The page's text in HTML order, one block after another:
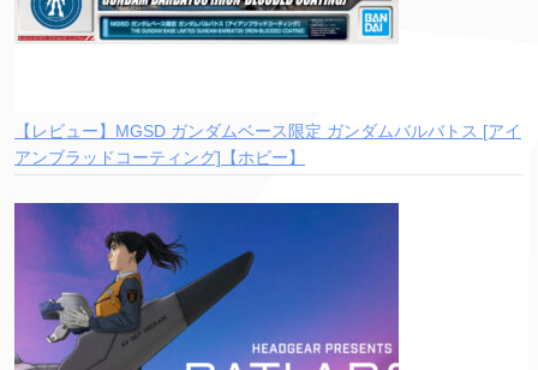
【レビュー】MGSD ガンダムベース限定 ガンダムバルバトス [アイ
アンブラッドコーティング]【ホビー】